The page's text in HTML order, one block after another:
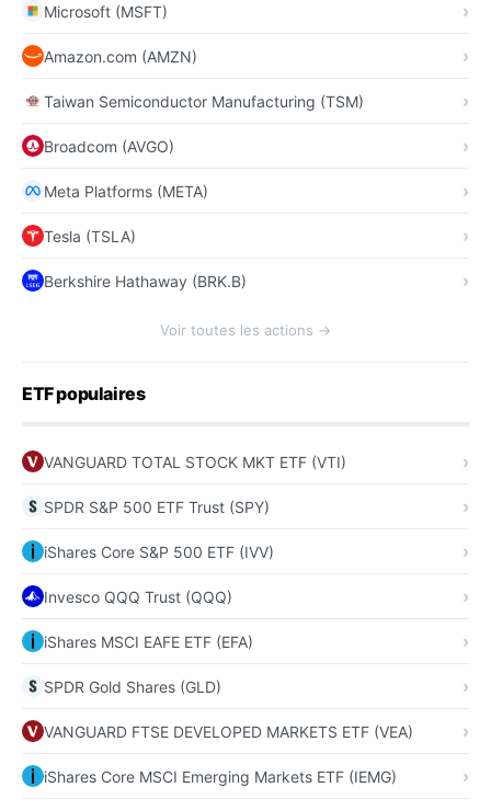
Microsoft (MSFT)
Amazon.com (AMZN)
Taiwan Semiconductor Manufacturing (TSM)
Broadcom (AVGO)
Meta Platforms (META)
Tesla (TSLA)
Berkshire Hathaway (BRK.B)
Voir toutes les actions →
ETF populaires
VANGUARD TOTAL STOCK MKT ETF (VTI)
SPDR S&P 500 ETF Trust (SPY)
iShares Core S&P 500 ETF (IVV)
Invesco QQQ Trust (QQQ)
iShares MSCI EAFE ETF (EFA)
SPDR Gold Shares (GLD)
VANGUARD FTSE DEVELOPED MARKETS ETF (VEA)
iShares Core MSCI Emerging Markets ETF (IEMG)